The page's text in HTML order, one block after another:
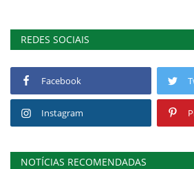
REDES SOCIAIS
Facebook
Instagram
NOTÍCIAS RECOMENDADAS